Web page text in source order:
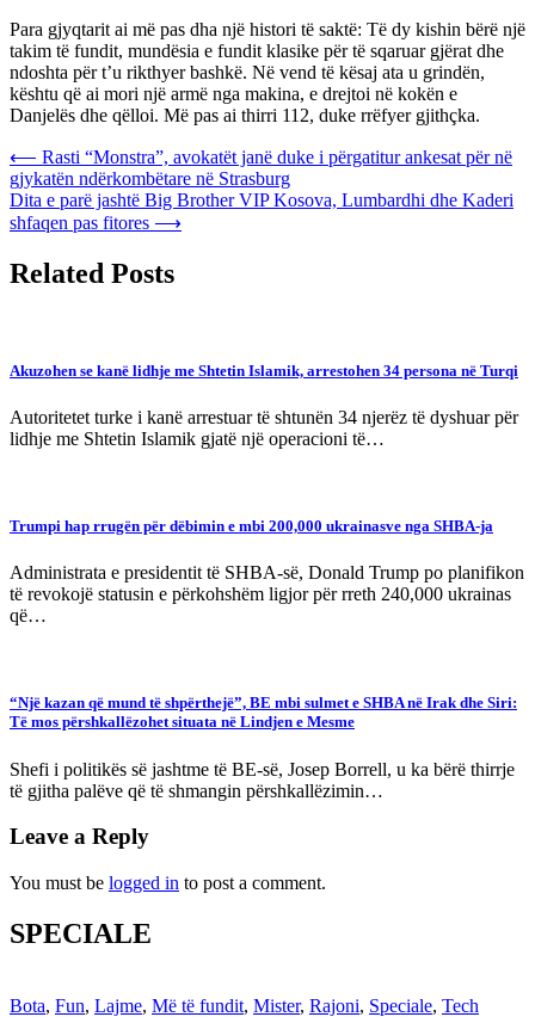
Para gjyqtarit ai më pas dha një histori të saktë: Të dy kishin bërë një
takim të fundit, mundësia e fundit klasike për të sqaruar gjërat dhe
ndoshta për t’u rikthyer bashkë. Në vend të kësaj ata u grindën,
kështu që ai mori një armë nga makina, e drejtoi në kokën e
Danjelës dhe qëlloi. Më pas ai thirri 112, duke rrëfyer gjithçka.
Post
navigation
⟵ Rasti “Monstra”, avokatët janë duke i përgatitur ankesat për në
gjykatën ndërkombëtare në Strasburg
Dita e parë jashtë Big Brother VIP Kosova, Lumbardhi dhe Kaderi
shfaqen pas fitores ⟶
Related Posts
Akuzohen se kanë lidhje me Shtetin Islamik, arrestohen 34 persona në Turqi
Autoritetet turke i kanë arrestuar të shtunën 34 njerëz të dyshuar për
lidhje me Shtetin Islamik gjatë një operacioni të…
Trumpi hap rrugën për dëbimin e mbi 200,000 ukrainasve nga SHBA-ja
Administrata e presidentit të SHBA-së, Donald Trump po planifikon
të revokojë statusin e përkohshëm ligjor për rreth 240,000 ukrainas
që…
“Një kazan që mund të shpërthejë”, BE mbi sulmet e SHBA në Irak dhe Siri:
Të mos përshkallëzohet situata në Lindjen e Mesme
Shefi i politikës së jashtme të BE-së, Josep Borrell, u ka bërë thirrje
të gjitha palëve që të shmangin përshkallëzimin…
Leave a Reply
You must be logged in to post a comment.
SPECIALE
Bota, Fun, Lajme, Më të fundit, Mister, Rajoni, Speciale, Tech